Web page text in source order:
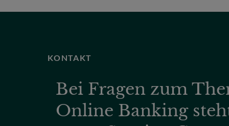
KONTAKT
Bei Fragen zum
Online Banking